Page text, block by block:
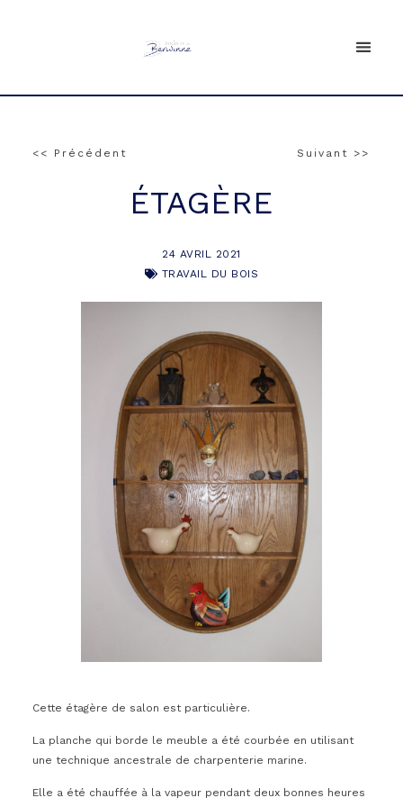
<< Précédent Suivant >>
ÉTAGÈRE
24 AVRIL 2021
TRAVAIL DU BOIS
Cette étagère de salon est particulière.
La planche qui borde le meuble a été courbée en utilisant
une technique ancestrale de charpenterie marine.
Elle a été chauffée à la vapeur pendant deux bonnes heures